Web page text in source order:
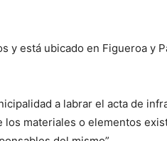
y está ubicado en Figueroa y
a labrar el acta de
materiales o elementos